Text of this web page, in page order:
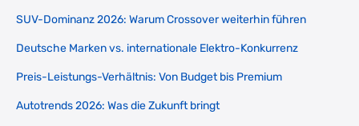
SUV-Dominanz 2026: Warum Crossover weiterhin führen
Deutsche Marken vs. internationale Elektro-Konkurrenz
Preis-Leistungs-Verhältnis: Von Budget bis Premium
Autotrends 2026: Was die Zukunft bringt